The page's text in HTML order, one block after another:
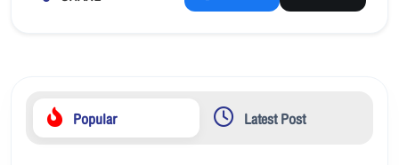
Popular Latest Post